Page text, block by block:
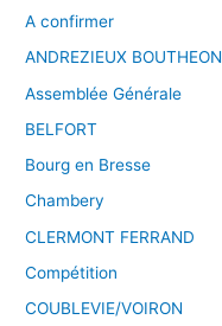
A confirmer
ANDREZIEUX BOUTHEON
Assemblée Générale
BELFORT
Bourg en Bresse
Chambery
CLERMONT FERRAND
Compétition
COUBLEVIE/VOIRON